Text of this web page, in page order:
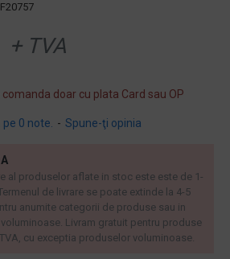
0 note. - Spune-ţi opinia
+ TVA
doar cu plata Card sau OP
al produselor aflate in stoc este este de 1-
de livrare se poate extinde la 4-5
anumite categorii de produse sau in
Livram gratuit pentru produse
cu exceptia produselor voluminoase.